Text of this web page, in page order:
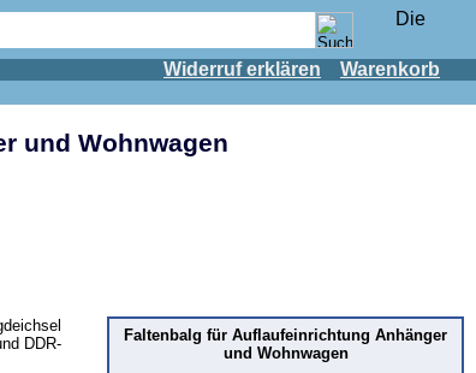
Widerruf erklären Warenkorb
und Wohnwagen
Faltenbalg für Auflaufeinrichtung Anhänger
und Wohnwagen
DDR-